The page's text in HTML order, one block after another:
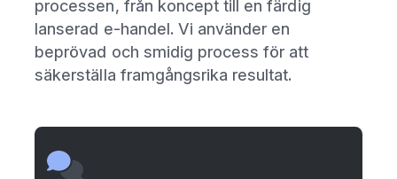
processen, från koncept till en färdig
lanserad e-handel. Vi använder en
beprövad och smidig process för att
säkerställa framgångsrika resultat.